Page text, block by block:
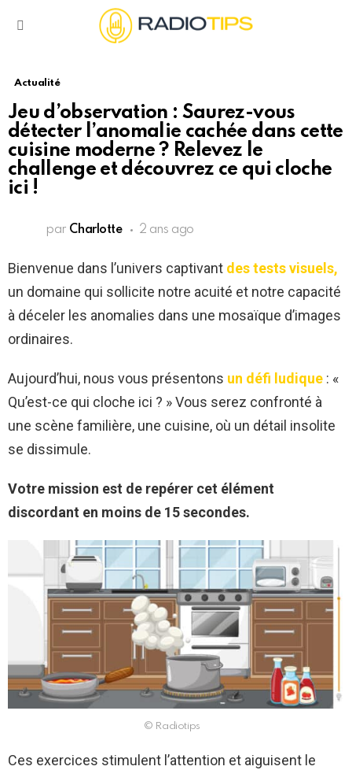
Actualité
Jeu d’observation : Saurez-vous
détecter l’anomalie cachée dans cette
cuisine moderne ? Relevez le
challenge et découvrez ce qui cloche
ici !
par Charlotte 2 ans ago
Bienvenue dans l’univers captivant des tests visuels,
un domaine qui sollicite notre acuité et notre capacité
à déceler les anomalies dans une mosaïque d’images
ordinaires.
Aujourd’hui, nous vous présentons un défi ludique : «
Qu’est-ce qui cloche ici ? » Vous serez confronté à
une scène familière, une cuisine, où un détail insolite
se dissimule.
Votre mission est de repérer cet élément
discordant en moins de 15 secondes.
© Radiotips
Ces exercices stimulent l’attention et aiguisent le